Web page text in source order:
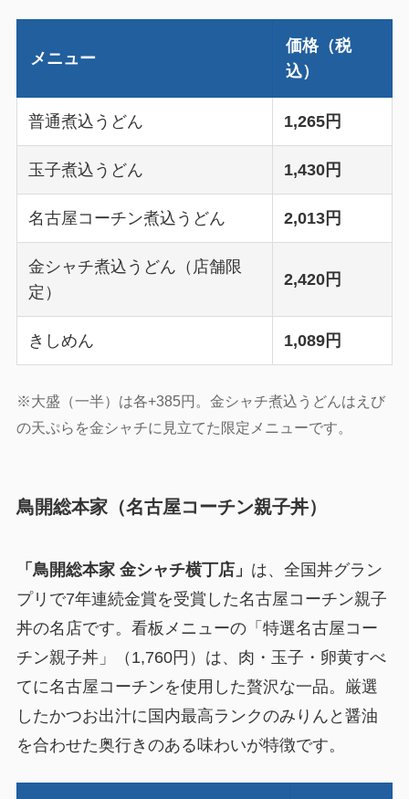
メニュー
価格（税
込）
普通煮込うどん 1,265円
玉子煮込うどん 1,430円
名古屋コーチン煮込うどん 2,013円
金シャチ煮込うどん（店舗限
定）
2,420円
きしめん 1,089円
※大盛（一半）は各+385円。金シャチ煮込うどんはえび
の天ぷらを金シャチに見立てた限定メニューです。
鳥開総本家（名古屋コーチン親子丼）
「鳥開総本家 金シャチ横丁店」 は、全国丼グラン
プリで7年連続金賞を受賞した名古屋コーチン親子
丼の名店です。看板メニューの「特選名古屋コー
チン親子丼」（1,760円）は、肉・玉子・卵黄すべ
てに名古屋コーチンを使用した贅沢な一品。厳選
したかつお出汁に国内最高ランクのみりんと醤油
を合わせた奥行きのある味わいが特徴です。